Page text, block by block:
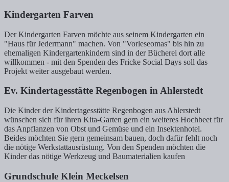
Kindergarten Farven
Der Kindergarten Farven möchte aus seinem Kindergarten ein
"Haus für Jedermann" machen. Von "Vorleseomas" bis hin zu
ehemaligen Kindergartenkindern sind in der Bücherei dort alle
willkommen - mit den Spenden des Fricke Social Days soll das
Projekt weiter ausgebaut werden.
Ev. Kindertagesstätte Regenbogen in Ahlerstedt
Die Kinder der Kindertagesstätte Regenbogen aus Ahlerstedt
wünschen sich für ihren Kita-Garten gern ein weiteres Hochbeet für
das Anpflanzen von Obst und Gemüse und ein Insektenhotel.
Beides möchten Sie gern gemeinsam bauen, doch dafür fehlt noch
die nötige Werkstattausrüstung. Von den Spenden möchten die
Kinder das nötige Werkzeug und Baumaterialien kaufen
Grundschule Klein Meckelsen